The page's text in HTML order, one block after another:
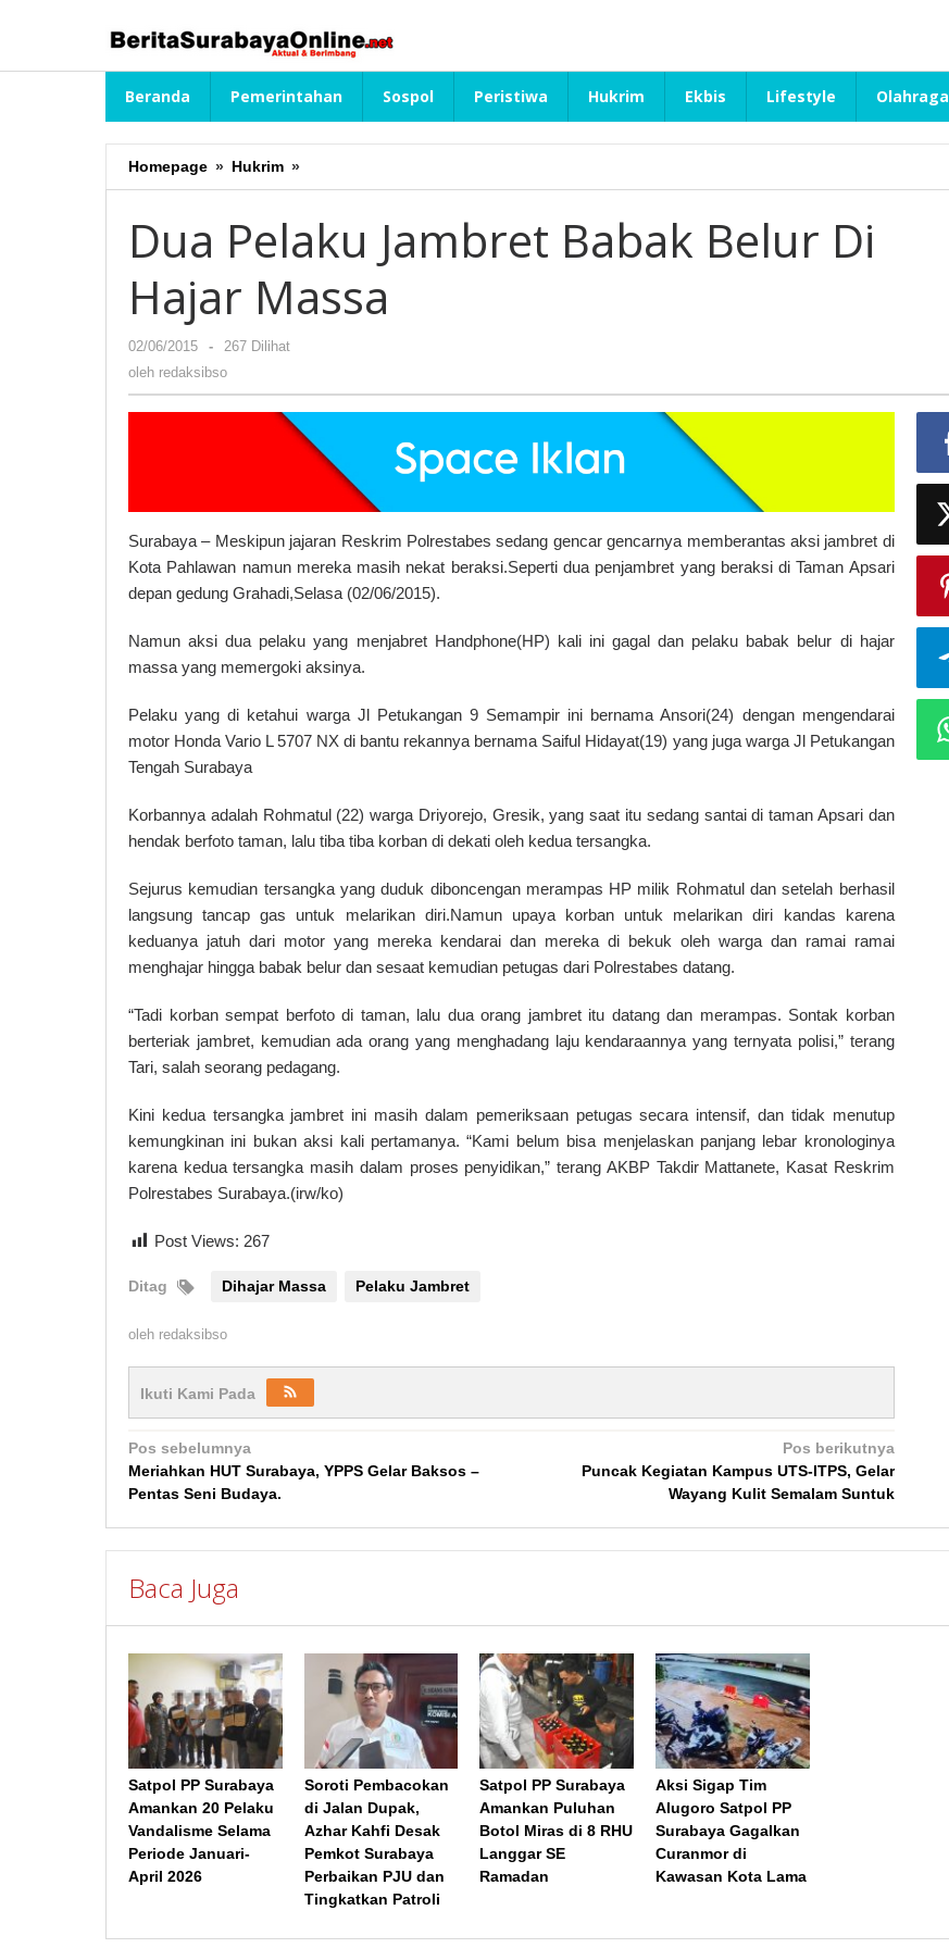
Beranda Pemerintahan Sospol Peristiwa Hukrim Ekbis Lifestyle Olahraga
Homepage » Hukrim »
Pelaku
Babak
Belur
Hajar
Dua Pelaku Jambret Babak Belur Di
Hajar Massa
02/06/2015
oleh
redaksibso
-
267 Dilihat
oleh redaksibso
Surabaya – Meskipun jajaran Reskrim Polrestabes sedang gencar gencarnya memberantas aksi jambret di
Kota Pahlawan namun mereka masih nekat beraksi.Seperti dua penjambret yang beraksi di Taman Apsari
depan gedung Grahadi,Selasa (02/06/2015).
Namun aksi dua pelaku yang menjabret Handphone(HP) kali ini gagal dan pelaku babak belur di hajar
massa yang memergoki aksinya.
Pelaku yang di ketahui warga Jl Petukangan 9 Semampir ini bernama Ansori(24) dengan mengendarai
motor Honda Vario L 5707 NX di bantu rekannya bernama Saiful Hidayat(19) yang juga warga Jl Petukangan
Tengah Surabaya
Korbannya adalah Rohmatul (22) warga Driyorejo, Gresik, yang saat itu sedang santai di taman Apsari dan
hendak berfoto taman, lalu tiba tiba korban di dekati oleh kedua tersangka.
Sejurus kemudian tersangka yang duduk diboncengan merampas HP milik Rohmatul dan setelah berhasil
langsung tancap gas untuk melarikan diri.Namun upaya korban untuk melarikan diri kandas karena
keduanya jatuh dari motor yang mereka kendarai dan mereka di bekuk oleh warga dan ramai ramai
menghajar hingga babak belur dan sesaat kemudian petugas dari Polrestabes datang.
“Tadi korban sempat berfoto di taman, lalu dua orang jambret itu datang dan merampas. Sontak korban
berteriak jambret, kemudian ada orang yang menghadang laju kendaraannya yang ternyata polisi,” terang
Tari, salah seorang pedagang.
Kini kedua tersangka jambret ini masih dalam pemeriksaan petugas secara intensif, dan tidak menutup
kemungkinan ini bukan aksi kali pertamanya. “Kami belum bisa menjelaskan panjang lebar kronologinya
karena kedua tersangka masih dalam proses penyidikan,” terang AKBP Takdir Mattanete, Kasat Reskrim
Polrestabes Surabaya.(irw/ko)
Post Views: 267
Ditag Dihajar Massa Pelaku Jambret
oleh redaksibso
Ikuti Kami Pada
Navigasi
pos
Pos sebelumnya
Meriahkan HUT Surabaya, YPPS Gelar Baksos –
Pentas Seni Budaya.
Pos berikutnya
Puncak Kegiatan Kampus UTS-ITPS, Gelar
Wayang Kulit Semalam Suntuk
Baca Juga
Satpol PP Surabaya
Amankan 20 Pelaku
Vandalisme Selama
Periode Januari-
April 2026
Soroti Pembacokan
di Jalan Dupak,
Azhar Kahfi Desak
Pemkot Surabaya
Perbaikan PJU dan
Tingkatkan Patroli
Satpol PP Surabaya
Amankan Puluhan
Botol Miras di 8 RHU
Langgar SE
Ramadan
Aksi Sigap Tim
Alugoro Satpol PP
Surabaya Gagalkan
Curanmor di
Kawasan Kota Lama